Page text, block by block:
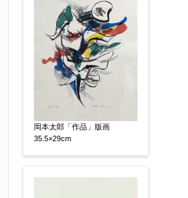
※添付画像は5MBまでのjpg、
にてお送りください。
※追加や複数点ある場合はフ
れてくる送信確認メール記載
送り頂けます。
お客様情報をご入力くださ
岡本太郎「作品」版画
35.5×29cm